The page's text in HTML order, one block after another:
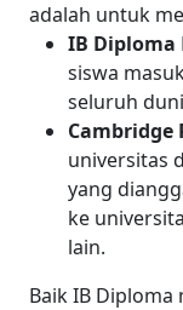
adalah untuk
IB Diploma
siswa
seluruh
Cambridge
universitas
yang
ke
lain.
Baik IB